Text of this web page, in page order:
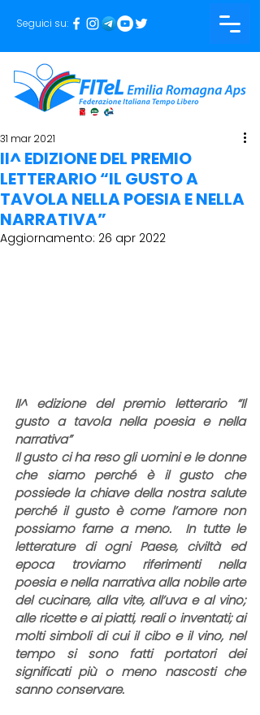
Seguici su:
II^ EDIZIONE DEL PREMIO
LETTERARIO “IL GUSTO A
TAVOLA NELLA POESIA E NELLA
NARRATIVA”
31 mar 2021
Aggiornamento: 26 apr 2022
II^ edizione del premio letterario “Il
gusto a tavola nella poesia e nella
narrativa”
Il gusto ci ha reso gli uomini e le donne
che siamo perché è il gusto che
possiede la chiave della nostra salute
perché il gusto è come l’amore non
possiamo farne a meno.  In tutte le
letterature di ogni Paese, civiltà ed
epoca troviamo riferimenti nella
poesia e nella narrativa alla nobile arte
del cucinare, alla vite, all’uva e al vino;
alle ricette e ai piatti, reali o inventati; ai
molti simboli di cui il cibo e il vino, nel
tempo si sono fatti portatori dei
significati più o meno nascosti che
sanno conservare.